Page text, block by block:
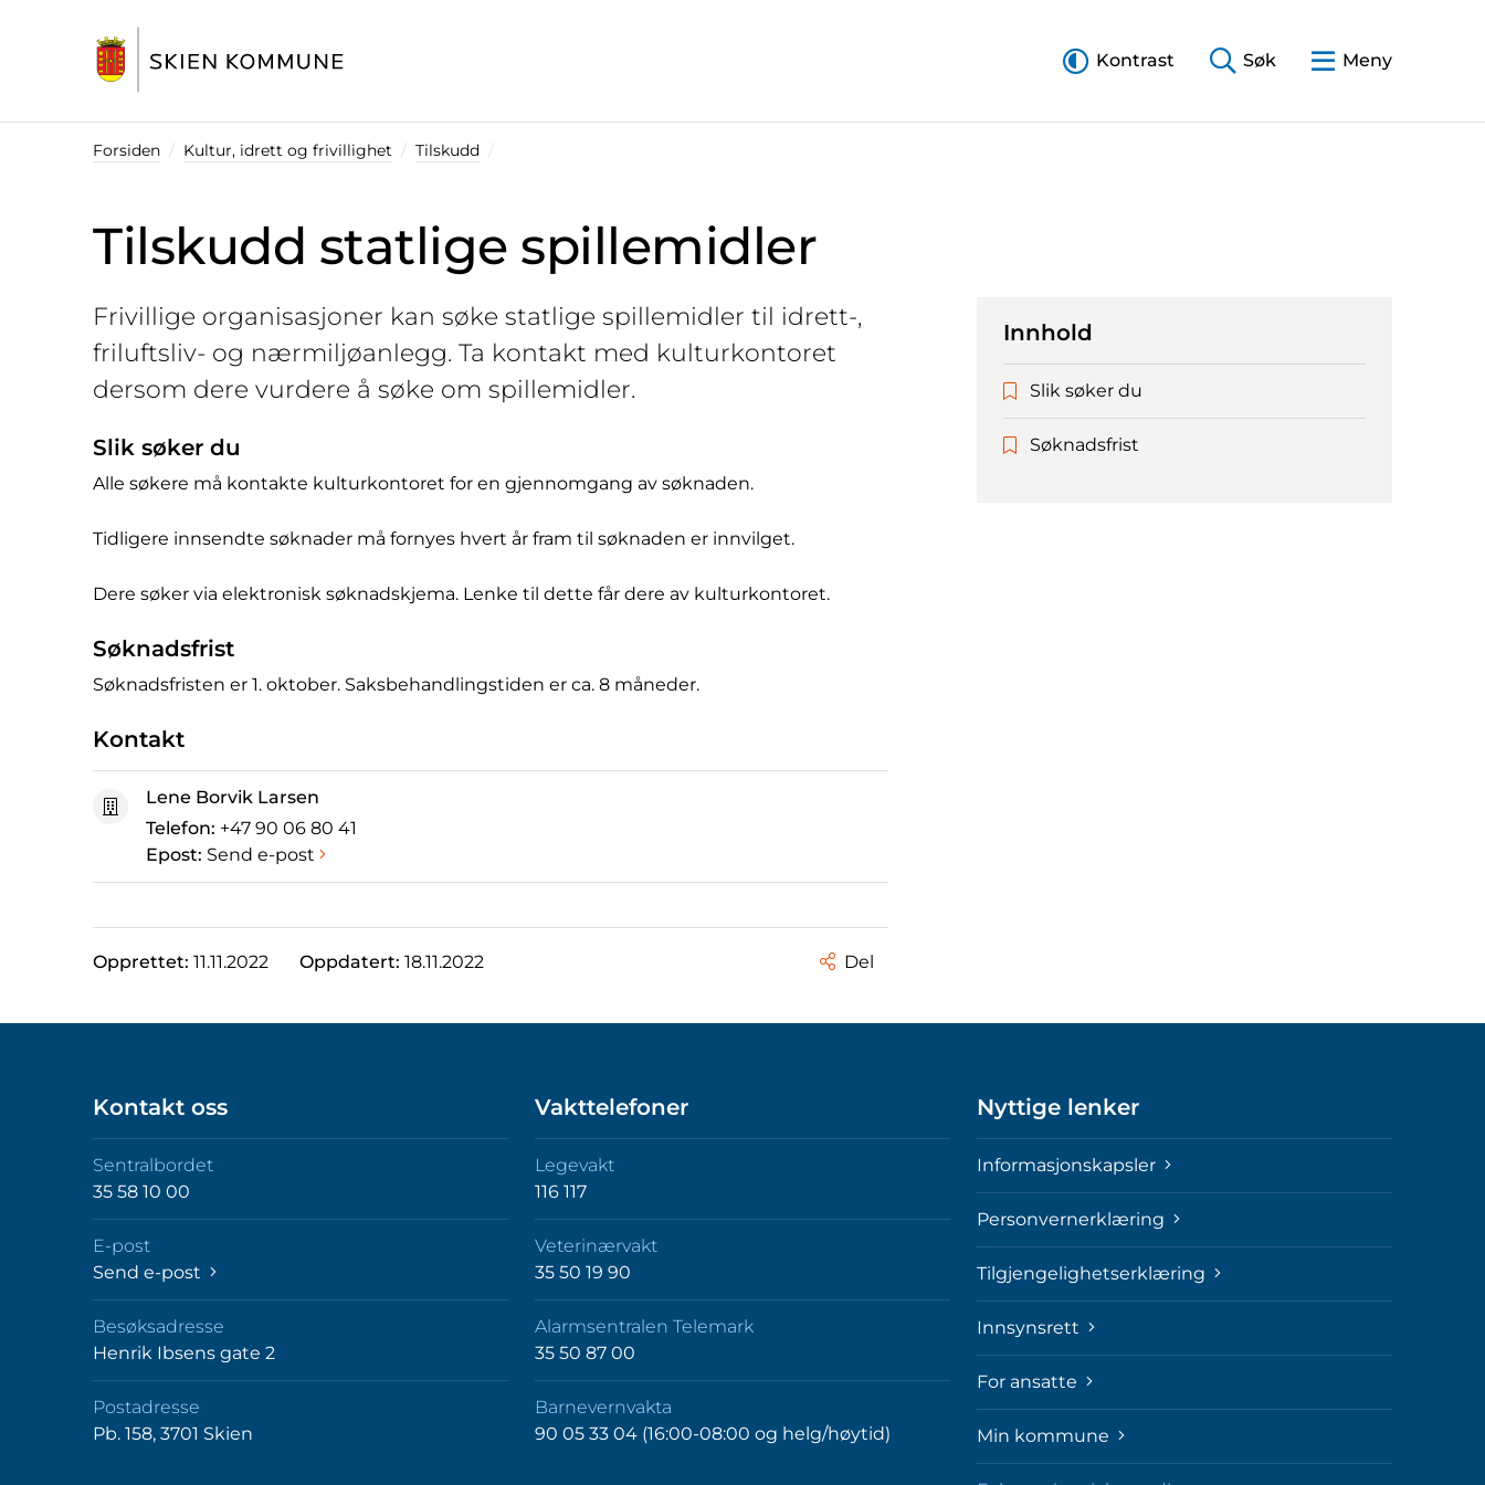
Kontrast Søk Meny
Forsiden Kultur, idrett og frivillighet Tilskudd
Tilskudd statlige spillemidler
Innhold
Slik søker du
Søknadsfrist
Frivillige organisasjoner kan søke statlige spillemidler til idrett-,
friluftsliv- og nærmiljøanlegg. Ta kontakt med kulturkontoret
dersom dere vurdere å søke om spillemidler.
Slik søker du
Alle søkere må kontakte kulturkontoret for en gjennomgang av søknaden.
Tidligere innsendte søknader må fornyes hvert år fram til søknaden er innvilget.
Dere søker via elektronisk søknadskjema. Lenke til dette får dere av kulturkontoret.
Søknadsfrist
Søknadsfristen er 1. oktober. Saksbehandlingstiden er ca. 8 måneder.
Kontakt
Lene Borvik Larsen
Telefon: +47 90 06 80 41
Epost: Send e-post
Opprettet: 11.11.2022 Oppdatert: 18.11.2022 Del
Kontakt oss
Sentralbordet
35 58 10 00
E-post
Send e-post
Besøksadresse
Henrik Ibsens gate 2
Postadresse
Pb. 158, 3701 Skien
Vakttelefoner
Legevakt
116 117
Veterinærvakt
35 50 19 90
Alarmsentralen Telemark
35 50 87 00
Barnevernvakta
90 05 33 04 (16:00-08:00 og helg/høytid)
Nyttige lenker
Informasjonskapsler
Personvernerklæring
Tilgjengelighetserklæring
Innsynsrett
For ansatte
Min kommune